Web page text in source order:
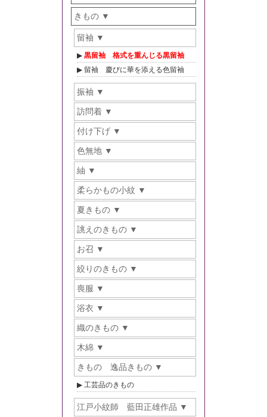
きもの
留袖
黒留袖 格式を重んじる黒留袖
留袖 慶びに華を添える色留袖
振袖
訪問着
付け下げ
色無地
紬
柔らかもの小紋
夏きもの
誂えのきもの
お召
絞りのきもの
喪服
浴衣
織のきもの
木綿
きもの 逸品きもの
工芸品のきもの
江戸小紋師 藍田正雄作品